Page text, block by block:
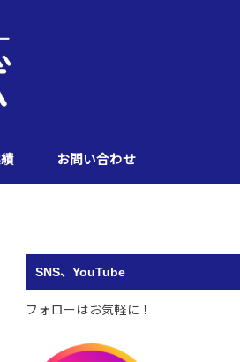
お問い合わせ
SNS、YouTube
フォローはお気軽に！